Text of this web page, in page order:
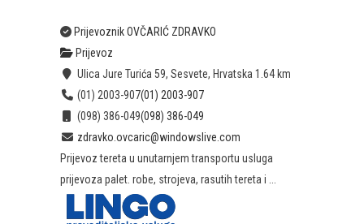
Prijevoznik OVČARIĆ ZDRAVKO
Prijevoz
Ulica Jure Turića 59, Sesvete, Hrvatska 1.64 km
(01) 2003-907(01) 2003-907
(098) 386-049(098) 386-049
zdravko.ovcaric@windowslive.com
Prijevoz tereta u unutarnjem transportu usluga
prijevoza palet. robe, strojeva, rasutih tereta i ...